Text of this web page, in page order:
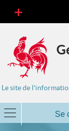
Le site de
Se